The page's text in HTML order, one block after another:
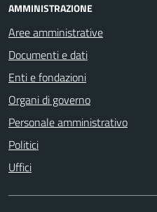
AMMINISTRAZIONE
Aree amministrative
Documenti e dati
Enti e fondazioni
Organi di governo
Personale amministrativo
Politici
Uffici